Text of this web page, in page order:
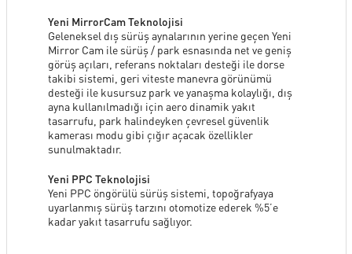
Yeni MirrorCam Teknolojisi
Geleneksel dış sürüş aynalarının yerine geçen Yeni
Mirror Cam ile sürüş / park esnasında net ve geniş
görüş açıları, referans noktaları desteği ile dorse
takibi sistemi, geri viteste manevra görünümü
desteği ile kusursuz park ve yanaşma kolaylığı, dış
ayna kullanılmadığı için aero dinamik yakıt
tasarrufu, park halindeyken çevresel güvenlik
kamerası modu gibi çığır açacak özellikler
sunulmaktadır.
Yeni PPC Teknolojisi
Yeni PPC öngörülü sürüş sistemi, topoğrafyaya
uyarlanmış sürüş tarzını otomotize ederek %5’e
kadar yakıt tasarrufu sağlıyor.